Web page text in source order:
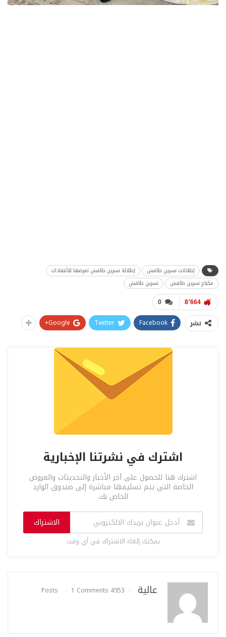
إطلالات نسرين طافش
إطلالة نسرين طافش تعرضها للأنتقادات
مكياج نسرين طافش
نسرين طافش
0 8٬664
نشر Facebook
Twitter
Google+
اشترك في نشرتنا الإخبارية
اشترك هنا للحصول على آخر الأخبار والتحديثات والعروض
الخاصة التي يتم تسليمها مباشرة إلى صندوق الوارد
الخاص بك.
الاشتراك
يمكنك إلغاء الاشتراك في أي وقت
عالية 4953 Posts
1 Comments